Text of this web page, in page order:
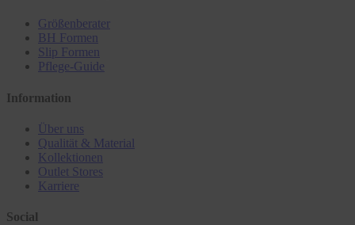
Größenberater
BH Formen
Slip Formen
Pflege-Guide
Information
Über uns
Qualität & Material
Kollektionen
Outlet Stores
Karriere
Social